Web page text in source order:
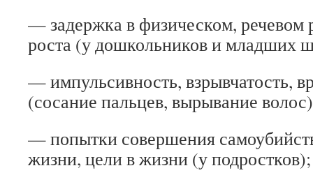
— задержка в физическом, речевом
роста (у дошкольников и младших
— импульсивность, взрывчатость,
(сосание пальцев, вырывание
— попытки совершения
жизни, цели в жизни (у подростков);